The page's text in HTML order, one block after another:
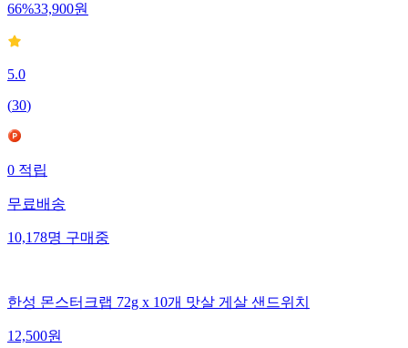
66%33,900원
5.0
(30)
0 적립
무료배송
10,178명 구매중
한성 몬스터크랩 72g x 10개 맛살 게살 샌드위치
12,500원